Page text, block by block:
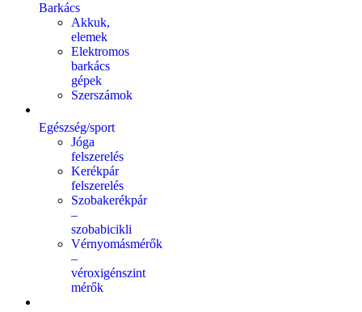
Barkács
Akkuk,
elemek
Elektromos
barkács
gépek
Szerszámok
Egészség/sport
Jóga
felszerelés
Kerékpár
felszerelés
Szobakerékpár
–
szobabicikli
Vérnyomásmérők
–
véroxigénszint
mérők